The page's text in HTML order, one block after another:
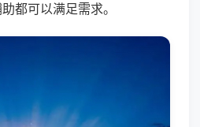
都可以满足需求。